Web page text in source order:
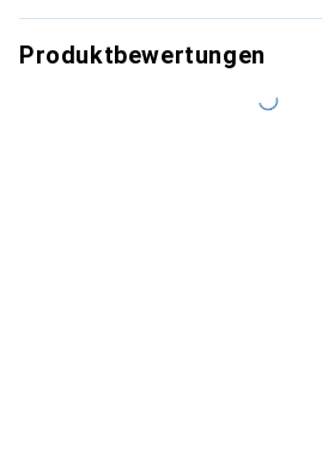
Produktbewertungen